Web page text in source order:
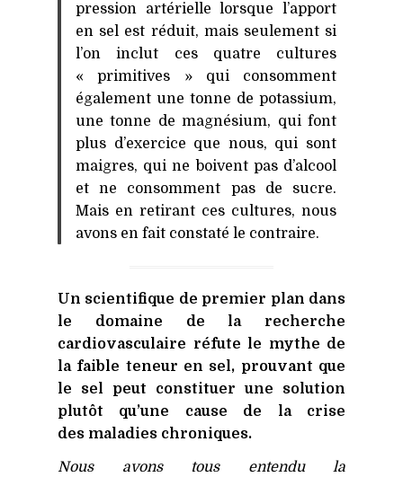
pression artérielle lorsque l’apport
en sel est réduit, mais seulement si
l’on inclut ces quatre cultures
« primitives » qui consomment
également une tonne de potassium,
une tonne de magnésium, qui font
plus d’exercice que nous, qui sont
maigres, qui ne boivent pas d’alcool
et ne consomment pas de sucre.
Mais en retirant ces cultures, nous
avons en fait constaté le contraire.
Un scientifique de premier plan dans
le domaine de la recherche
cardiovasculaire réfute le mythe de
la faible teneur en sel, prouvant que
le sel peut constituer une solution
plutôt qu’une cause de la crise
des maladies chroniques.
Nous avons tous entendu la